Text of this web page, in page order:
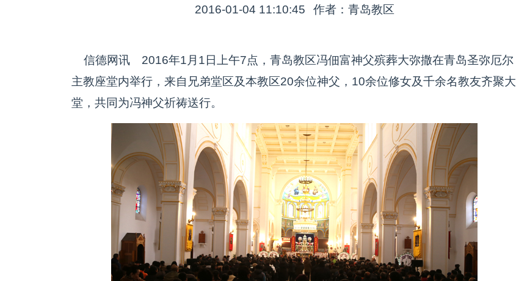
2016-01-04 11:10:45 作者：青岛教区
信德网讯 2016年1月1日上午7点，青岛教区冯佃富神父殡葬大弥撒在青岛圣弥厄尔
主教座堂内举行，来自兄弟堂区及本教区20余位神父，10余位修女及千余名教友齐聚大
堂，共同为冯神父祈祷送行。